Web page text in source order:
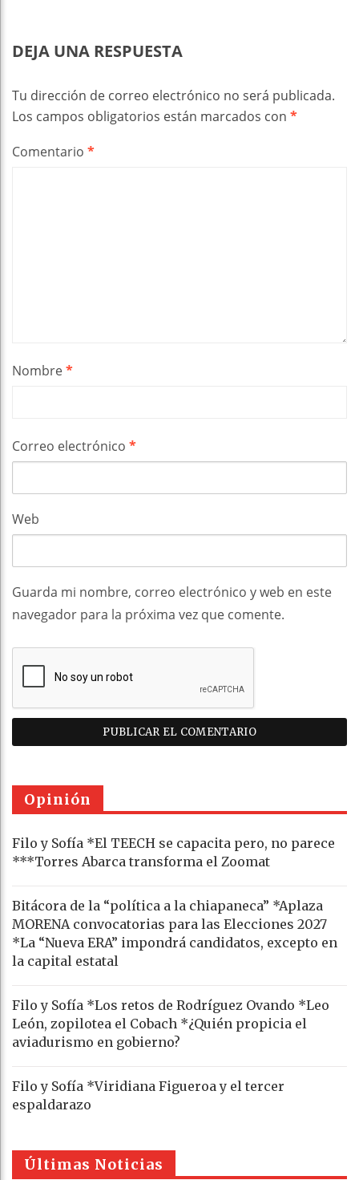
DEJA UNA RESPUESTA
Tu dirección de correo electrónico no será publicada.
Los campos obligatorios están marcados con *
Comentario *
Nombre*
Correo electrónico *
Web
Guarda mi nombre, correo electrónico y web en este
navegador para la próxima vez que comente.
Opinión
Filo y Sofía *El TEECH se capacita pero, no parece
***Torres Abarca transforma el Zoomat
Bitácora de la “política a la chiapaneca” *Aplaza
MORENA convocatorias para las Elecciones 2027
*La “Nueva ERA” impondrá candidatos, excepto en
la capital estatal
Filo y Sofía *Los retos de Rodríguez Ovando *Leo
León, zopilotea el Cobach *¿Quién propicia el
aviadurismo en gobierno?
Filo y Sofía *Viridiana Figueroa y el tercer
espaldarazo
Últimas Noticias